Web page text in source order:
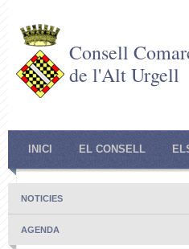
Consell
de l'Alt Urgell
INICI EL CONSELL
NOTICIES
AGENDA